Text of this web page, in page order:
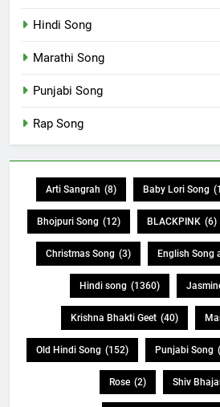
Hindi Song
Marathi Song
Punjabi Song
Rap Song
Arti Sangrah (8) Baby Lori Song
Bhojpuri Song (12) BLACKPINK (6)
Christmas Song (3) English Song
Hindi song (1360)
Krishna Bhakti Geet (40)
Old Hindi Song (152) Punjabi Song
Rose (2) Shiv